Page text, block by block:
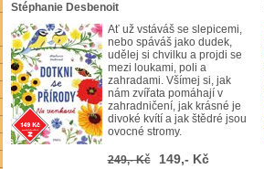
Stéphanie Desbenoit
Ať už vstáváš se slepicemi,
nebo spáváš jako dudek,
udělej si chvilku a projdi se
mezi loukami, poli a
zahradami. Všímej si, jak
nám zvířata pomáhají v
zahradničení, jak krásné je
divoké kvítí a jak štědré jsou
ovocné stromy.
249,- Kč 149,- Kč